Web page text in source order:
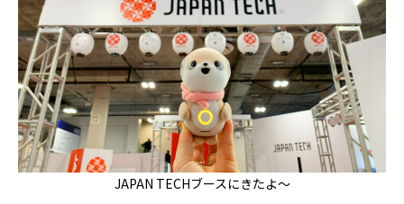
JAPAN TECHブースにきたよ～